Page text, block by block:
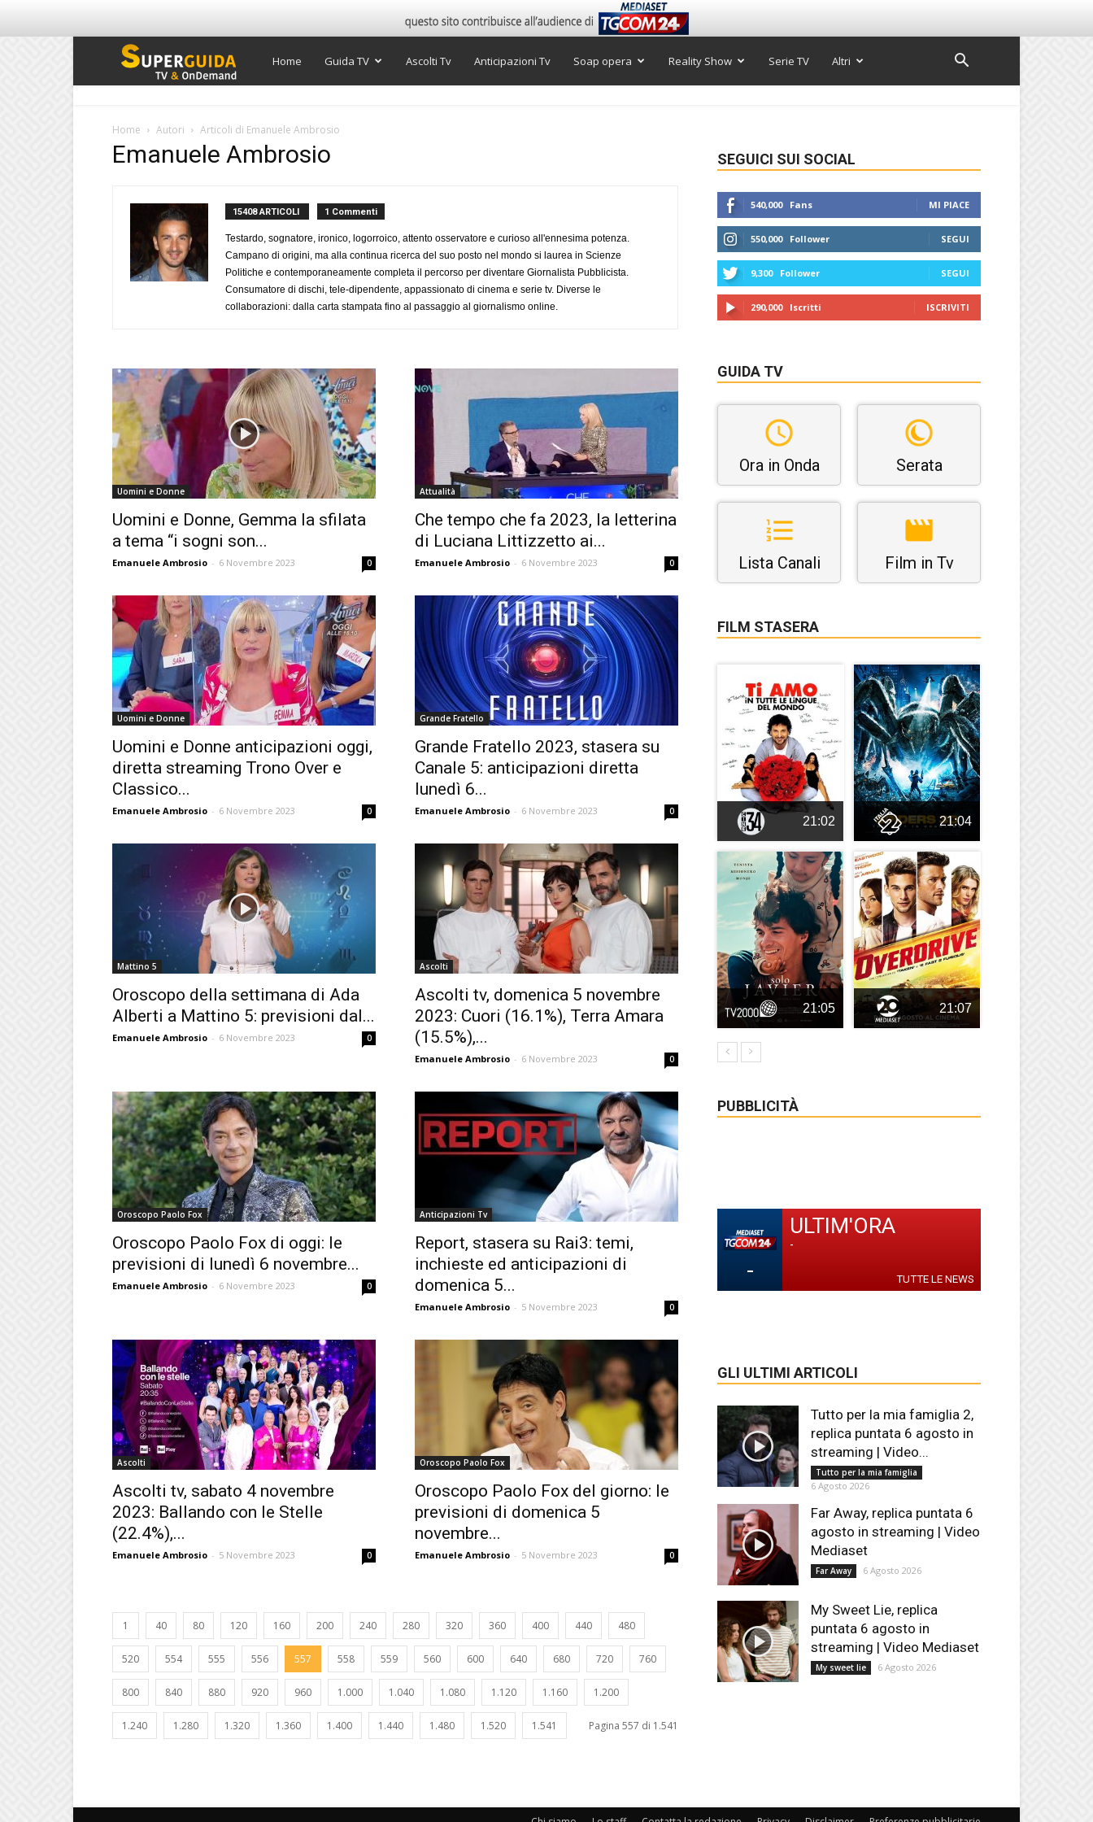
Super
TV
Home Guida TV Ascolti Tv Anticipazioni Tv Soap opera Reality Show Serie TV Altri
Home Autori Articoli di Emanuele Ambrosio
Emanuele Ambrosio
15408 ARTICOLI 1 Commenti
Testardo, sognatore, ironico, logorroico, attento osservatore e curioso all'ennesima potenza.
Campano di origini, ma alla continua ricerca del suo posto nel mondo si laurea in Scienze
Politiche e contemporaneamente completa il percorso per diventare Giornalista Pubblicista.
Consumatore di dischi, tele-dipendente, appassionato di cinema e serie tv. Diverse le
collaborazioni: dalla carta stampata fino al passaggio al giornalismo online.
Uomini e Donne
Uomini e Donne, Gemma la sfilata
a tema “i sogni son...
Emanuele Ambrosio - 6 Novembre 2023 0
Attualità
Che tempo che fa 2023, la letterina
di Luciana Littizzetto ai...
Emanuele Ambrosio - 6 Novembre 2023 0
Uomini e Donne
Uomini e Donne anticipazioni oggi,
diretta streaming Trono Over e
Classico...
Emanuele Ambrosio - 6 Novembre 2023 0
Grande Fratello
Grande Fratello 2023, stasera su
Canale 5: anticipazioni diretta
lunedì 6...
Emanuele Ambrosio - 6 Novembre 2023 0
Mattino 5
Oroscopo della settimana di Ada
Alberti a Mattino 5: previsioni dal...
Emanuele Ambrosio - 6 Novembre 2023 0
Ascolti
Ascolti tv, domenica 5 novembre
2023: Cuori (16.1%), Terra Amara
(15.5%),...
Emanuele Ambrosio - 6 Novembre 2023 0
Oroscopo Paolo Fox
Oroscopo Paolo Fox di oggi: le
previsioni di lunedì 6 novembre...
Emanuele Ambrosio - 6 Novembre 2023 0
Anticipazioni Tv
Report, stasera su Rai3: temi,
inchieste ed anticipazioni di
domenica 5...
Emanuele Ambrosio - 5 Novembre 2023 0
Ascolti
Ascolti tv, sabato 4 novembre
2023: Ballando con le Stelle
(22.4%),...
Emanuele Ambrosio - 5 Novembre 2023 0
Oroscopo Paolo Fox
Oroscopo Paolo Fox del giorno: le
previsioni di domenica 5
novembre...
Emanuele Ambrosio - 5 Novembre 2023 0
1 40 80 120 160 200 240 280 320 360 400 440 480
520 554 555 556 557 558 559 560 600 640 680 720 760
800 840 880 920 960 1.000 1.040 1.080 1.120 1.160 1.200
1.240 1.280 1.320 1.360 1.400 1.440 1.480 1.520 1.541 Pagina 557 di 1.541
SEGUICI SUI SOCIAL
540,000 Fans MI PIACE
550,000 Follower SEGUI
9,300 Follower SEGUI
290,000 Iscritti ISCRIVITI
GUIDA TV
Ora in Onda Serata
Lista Canali Film in Tv
FILM STASERA
21:02 21:04
21:05 21:07
PUBBLICITÀ
-
ULTIM'ORA
-
TUTTE LE NEWS
GLI ULTIMI ARTICOLI
Tutto per la mia famiglia 2,
replica puntata 6 agosto in
streaming | Video...
Tutto per la mia famiglia
6 Agosto 2026
Far Away, replica puntata 6
agosto in streaming | Video
Mediaset
Far Away 6 Agosto 2026
My Sweet Lie, replica
puntata 6 agosto in
streaming | Video Mediaset
My sweet lie 6 Agosto 2026